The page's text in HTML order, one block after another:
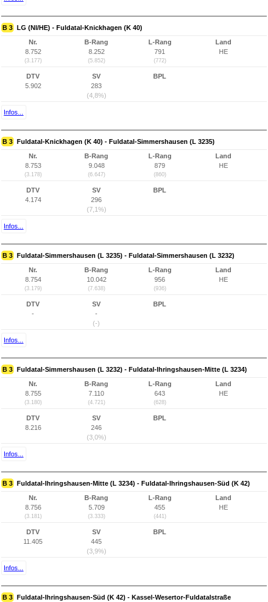
B 3 LG (NI/HE) - Fuldatal-Knickhagen (K 40)
Nr.
8.752
(3.177)
B-Rang
8.252
(5.852)
L-Rang
791
(772)
Land
HE
DTV
5.902
SV
283
(4,8%)
BPL
Infos...
B 3 Fuldatal-Knickhagen (K 40) - Fuldatal-Simmershausen (L 3235)
Nr.
8.753
(3.178)
B-Rang
9.048
(6.647)
L-Rang
879
(860)
Land
HE
DTV
4.174
SV
296
(7,1%)
BPL
Infos...
B 3 Fuldatal-Simmershausen (L 3235) - Fuldatal-Simmershausen (L 3232)
Nr.
8.754
(3.179)
B-Rang
10.042
(7.638)
L-Rang
956
(936)
Land
HE
DTV
-
SV
-
(-)
BPL
Infos...
B 3 Fuldatal-Simmershausen (L 3232) - Fuldatal-Ihringshausen-Mitte (L 3234)
Nr.
8.755
(3.180)
B-Rang
7.110
(4.721)
L-Rang
643
(628)
Land
HE
DTV
8.216
SV
246
(3,0%)
BPL
Infos...
B 3 Fuldatal-Ihringshausen-Mitte (L 3234) - Fuldatal-Ihringshausen-Süd (K 42)
Nr.
8.756
(3.181)
B-Rang
5.709
(3.333)
L-Rang
455
(441)
Land
HE
DTV
11.405
SV
445
(3,9%)
BPL
Infos...
B 3 Fuldatal-Ihringshausen-Süd (K 42) - Kassel-Wesertor-Fuldatalstraße